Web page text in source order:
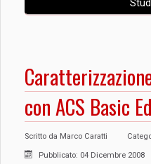
con ACS Basic
Scritto da Marco Caratti
Pubblicato: 04 Dicembre 2008